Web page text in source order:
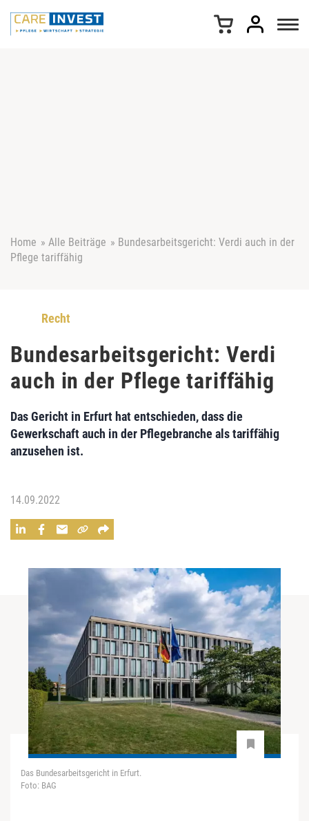
Home » Alle Beiträge » Bundesarbeitsgericht: Verdi auch in der
Pflege tariffähig
Recht
Bundesarbeitsgericht: Verdi
auch in der Pflege tariffähig
Das Gericht in Erfurt hat entschieden, dass die
Gewerkschaft auch in der Pflegebranche als tariffähig
anzusehen ist.
14.09.2022
Das Bundesarbeitsgericht in Erfurt.
Foto: BAG